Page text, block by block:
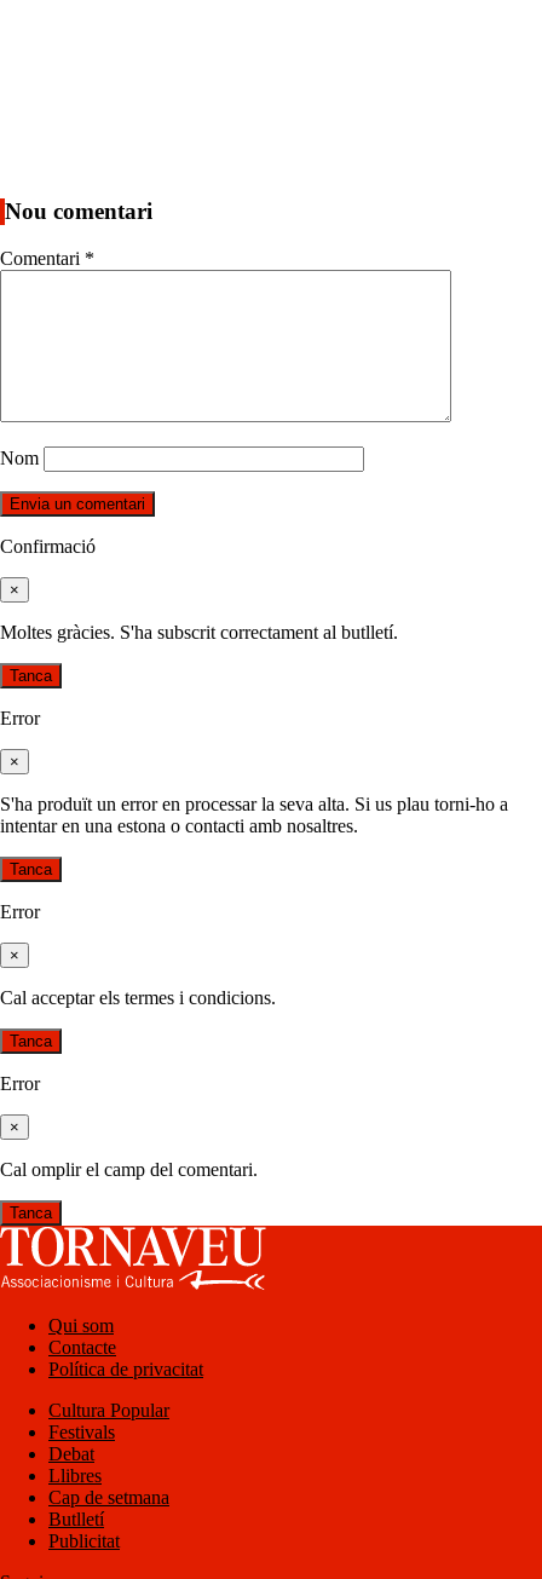
Nou comentari
Comentari *
Nom
Confirmació
×
Moltes gràcies. S'ha subscrit correctament al butlletí.
Tanca
Error
×
S'ha produït un error en processar la seva alta. Si us plau torni-ho a
intentar en una estona o contacti amb nosaltres.
Tanca
Error
×
Cal acceptar els termes i condicions.
Tanca
Error
×
Cal omplir el camp del comentari.
Tanca
Qui som
Contacte
Política de privacitat
Cultura Popular
Festivals
Debat
Llibres
Cap de setmana
Butlletí
Publicitat